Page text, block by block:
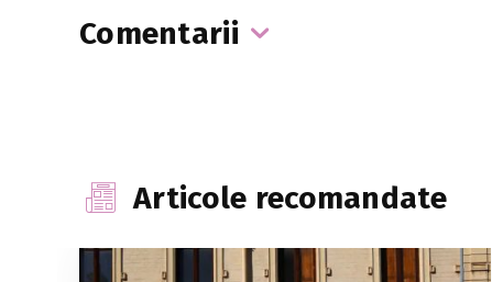
Comentarii
Articole recomandate